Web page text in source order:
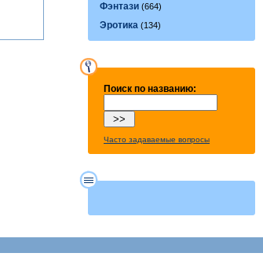
Фэнтази (664)
Эротика (134)
Поиск по названию:
Часто задаваемые вопросы